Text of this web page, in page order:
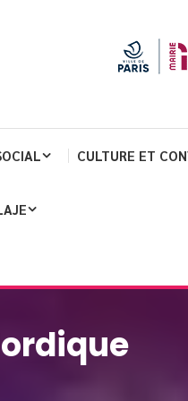
CULTURE ET